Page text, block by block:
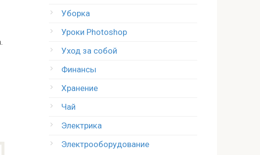
Уборка
Уроки Photoshop
Уход за собой
Финансы
Хранение
Чай
Электрика
Электрооборудование